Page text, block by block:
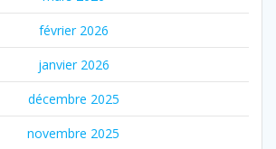
février 2026
janvier 2026
décembre 2025
novembre 2025